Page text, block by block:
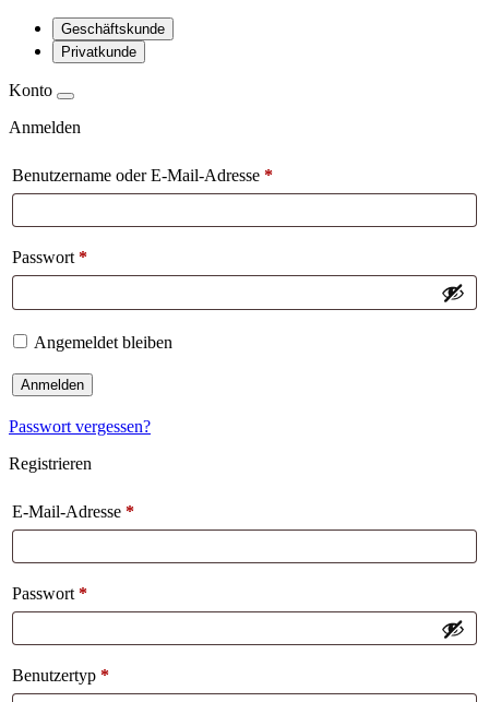
Geschäftskunde
Privatkunde
Konto
Anmelden
Benutzername oder E-Mail-Adresse *
Passwort *
Angemeldet bleiben
Anmelden
Passwort vergessen?
Registrieren
E-Mail-Adresse *
Passwort *
Benutzertyp *